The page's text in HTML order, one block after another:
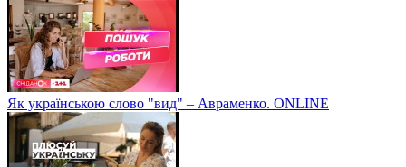
Як українською слово "вид" – Авраменко. ONLINE